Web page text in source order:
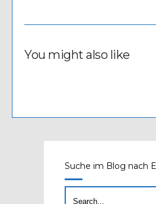
You might also like
Suche im Blog nach